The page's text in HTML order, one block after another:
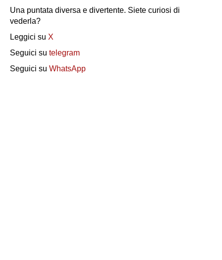
Una puntata diversa e divertente. Siete curiosi di
vederla?
Leggici su X
Seguici su telegram
Seguici su WhatsApp